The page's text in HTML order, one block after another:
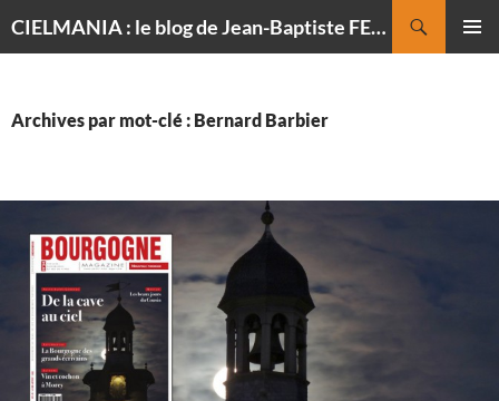
CIELMANIA : le blog de Jean-Baptiste FELDMANN, photographe du ciel
Archives par mot-clé : Bernard Barbier